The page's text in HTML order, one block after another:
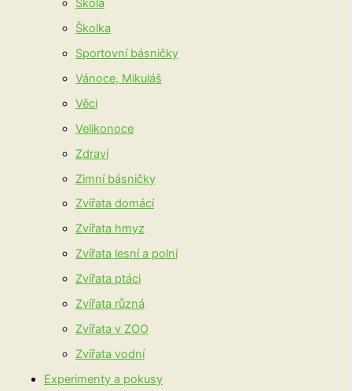
Škola
Školka
Sportovní básničky
Vánoce, Mikuláš
Věci
Velikonoce
Zdraví
Zimní básničky
Zvířata domácí
Zvířata hmyz
Zvířata lesní a polní
Zvířata ptáci
Zvířata různá
Zvířata v ZOO
Zvířata vodní
Experimenty a pokusy